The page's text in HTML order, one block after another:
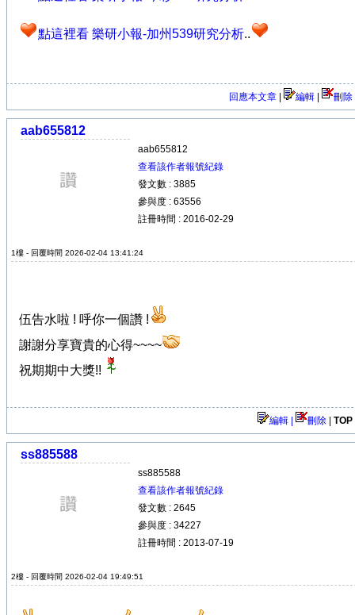
點這裡看 樂研小報-加州539研究分析..
回應本文章 編輯 刪除
aab655812
aab655812
查看該作者報號紀錄
發文數 : 3885
參與度 : 63556
註冊時間 : 2016-02-29
1樓 - 回覆時間 2026-02-04 13:41:24
伍告水啦 ! 呼你一個讚 !
謝謝分享寶貴的心得~~~~
祝期期中大獎!!
編輯 | 刪除 TOP
ss885588
ss885588
查看該作者報號紀錄
發文數 : 2645
參與度 : 34227
註冊時間 : 2013-07-19
2樓 - 回覆時間 2026-02-04 19:49:51